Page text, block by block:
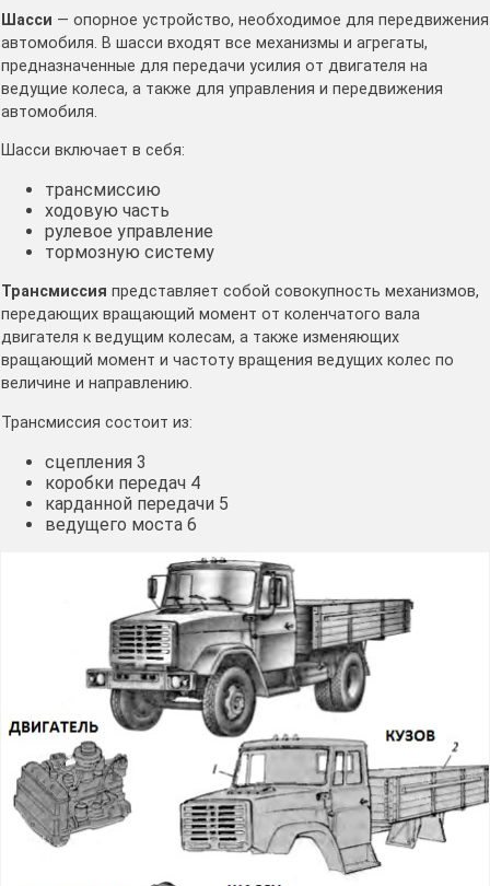
Шасси — опорное устройство, необходимое для передвижения
автомобиля. В шасси входят все механизмы и агрегаты,
предназначенные для передачи усилия от двигателя на
ведущие колеса, а также для управления и передвижения
автомобиля.
Шасси включает в себя:
трансмиссию
ходовую часть
рулевое управление
тормозную систему
Трансмиссия представляет собой совокупность механизмов,
передающих вращающий момент от коленчатого вала
двигателя к ведущим колесам, а также изменяющих
вращающий момент и частоту вращения ведущих колес по
величине и направлению.
Трансмиссия состоит из:
сцепления 3
коробки передач 4
карданной передачи 5
ведущего моста 6